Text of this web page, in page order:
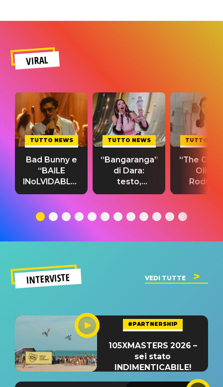
VIRAL
TUTTO NEWS
Bad Bunny e
“BAILE
INoLVIDABLE”:
testo,
significato
TUTTO NEWS
“Bangaranga”
di Dara:
testo,
traduzione e
del singolo
TUTTO
“The
Olivia
testo,
INTERVISTE VEDI TUTTE
#PARTNERSHIP
105XMASTERS 2026 –
sei stato
INDIMENTICABILE!